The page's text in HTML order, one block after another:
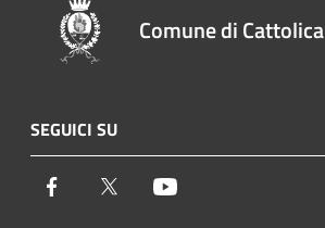
Comune di Cattolica
SEGUICI SU
Facebook Twitter